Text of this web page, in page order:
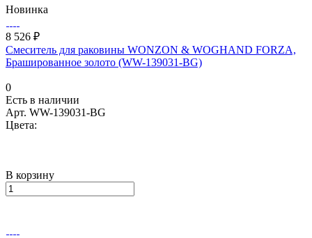
Новинка
8 526 ₽
Смеситель для раковины WONZON & WOGHAND FORZA,
Брашированное золото (WW-139031-BG)
0
Есть в наличии
Арт. WW-139031-BG
Цвета:
В корзину